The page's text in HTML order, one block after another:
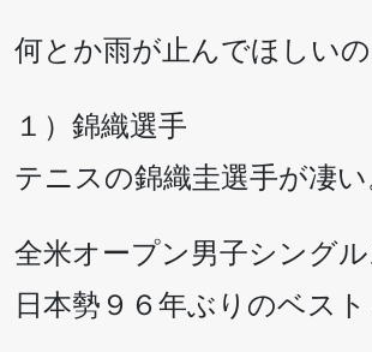
何とか雨が止んでほしい
１）錦織選手
テニスの錦織圭選手が凄い
全米オープン男子シングル
日本勢９６年ぶりのベスト